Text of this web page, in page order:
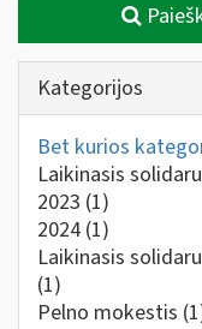
Kategorijos
Bet kurios
Laikinasis
2023 (1)
2024 (1)
Laikinasis
(1)
Pelno mokestis